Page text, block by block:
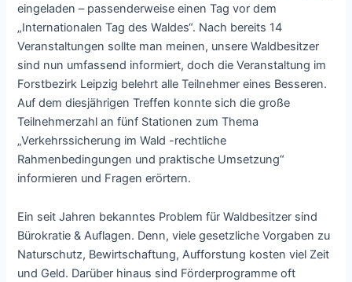
eingeladen – passenderweise einen Tag vor dem
„Internationalen Tag des Waldes“. Nach bereits 14
Veranstaltungen sollte man meinen, unsere Waldbesitzer
sind nun umfassend informiert, doch die Veranstaltung im
Forstbezirk Leipzig belehrt alle Teilnehmer eines Besseren.
Auf dem diesjährigen Treffen konnte sich die große
Teilnehmerzahl an fünf Stationen zum Thema
„Verkehrssicherung im Wald -rechtliche
Rahmenbedingungen und praktische Umsetzung“
informieren und Fragen erörtern.
Ein seit Jahren bekanntes Problem für Waldbesitzer sind
Bürokratie & Auflagen. Denn, viele gesetzliche Vorgaben zu
Naturschutz, Bewirtschaftung, Aufforstung kosten viel Zeit
und Geld. Darüber hinaus sind Förderprogramme oft